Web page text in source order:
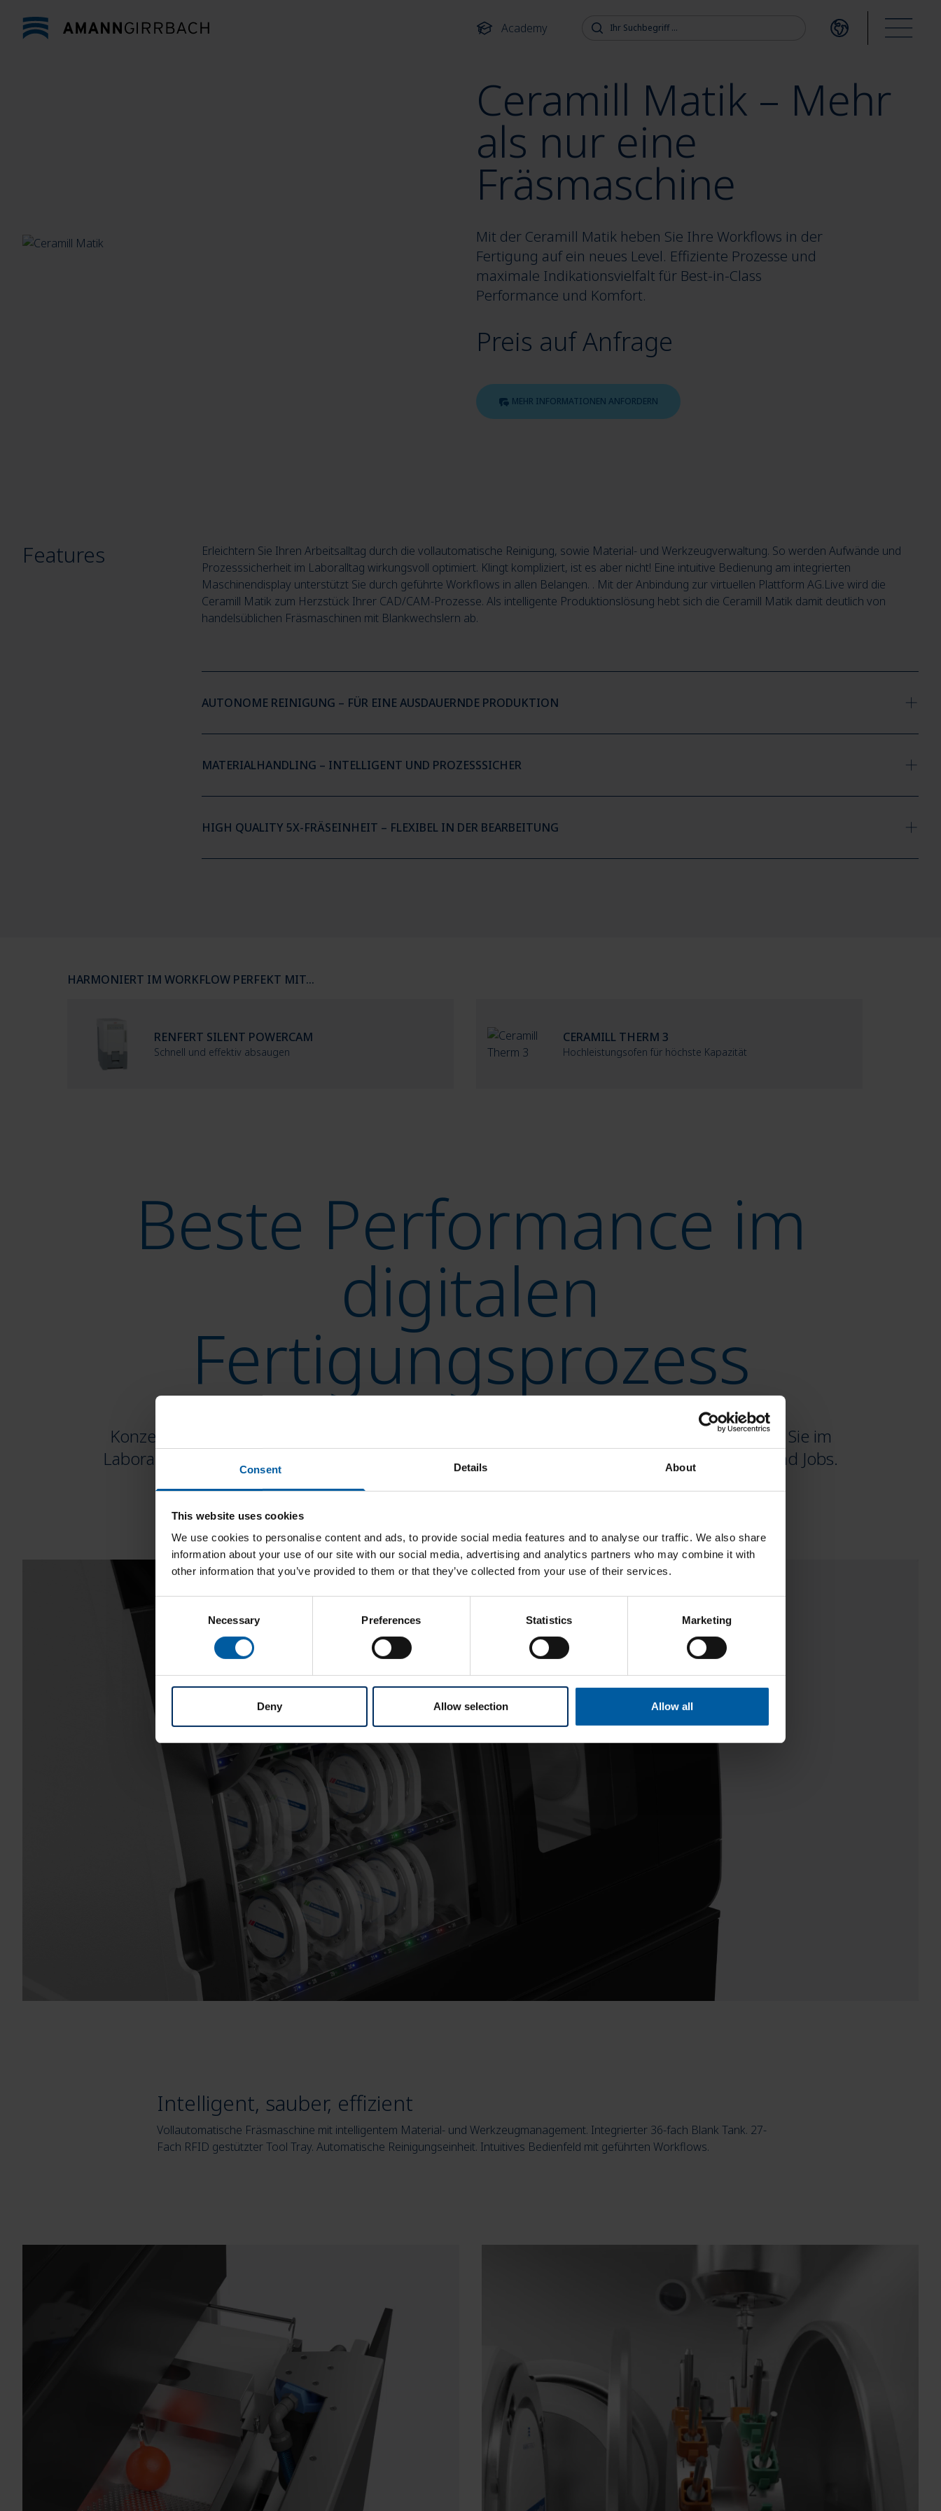
Consent Details About
This website uses cookies
We use cookies to personalise content and ads, to provide social media features and to analyse our traffic. We also share
information about your use of our site with our social media, advertising and analytics partners who may combine it with
other information that you’ve provided to them or that they’ve collected from your use of their services.
Necessary Preferences Statistics Marketing
Deny Allow selection Allow all
Academy
Suche nach:
Open language
Open
Ceramill Matik – Mehr
als nur eine
Fräsmaschine
Mit der Ceramill Matik heben Sie Ihre Workflows in der
Fertigung auf ein neues Level. Effiziente Prozesse und
maximale Indikationsvielfalt für Best-in-Class
Performance und Komfort.
Preis auf Anfrage
MEHR INFORMATIONEN ANFORDERN
Features
Erleichtern Sie Ihren Arbeitsalltag durch die vollautomatische Reinigung, sowie Material- und Werkzeugverwaltung. So werden Aufwände und
Prozesssicherheit im Laboralltag wirkungsvoll optimiert. Klingt kompliziert, ist es aber nicht! Eine intuitive Bedienung am integrierten
Maschinendisplay unterstützt Sie durch geführte Workflows in allen Belangen. . Mit der Anbindung zur virtuellen Plattform AG.Live wird die
Ceramill Matik zum Herzstück Ihrer CAD/CAM-Prozesse. Als intelligente Produktionslösung hebt sich die Ceramill Matik damit deutlich von
handelsüblichen Fräsmaschinen mit Blankwechslern ab.
AUTONOME REINIGUNG – FÜR EINE AUSDAUERNDE PRODUKTION
MATERIALHANDLING – INTELLIGENT UND PROZESSSICHER
HIGH QUALITY 5X-FRÄSEINHEIT – FLEXIBEL IN DER BEARBEITUNG
HARMONIERT IM WORKFLOW PERFEKT MIT...
RENFERT SILENT POWERCAM
Schnell und effektiv absaugen
CERAMILL THERM 3
Hochleistungsofen für höchste Kapazität
Beste Performance im
digitalen
Fertigungsprozess
Konzentrieren Sie sich auf die wertschöpfenden Tätigkeiten. Die Ceramill Matik unterstützt Sie im
Laboralltag bei der Reinigung und der komplexen Verwaltung von Werkzeugen, Material und Jobs.
Intelligent, sauber, effizient
Vollautomatische Fräsmaschine mit intelligentem Material- und Werkzeugmanagement. Integrierter 36-fach Blank Tank. 27-
Fach RFID gestützter Tool Tray. Automatische Reinigungseinheit. Intuitives Bedienfeld mit geführten Workflows.